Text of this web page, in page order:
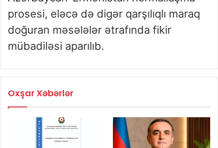
prosesi, eləcə də digər qarşılıqlı maraq
doğuran məsələlər ətrafında fikir
mübadiləsi aparılıb.
Oxşar Xəbərlər